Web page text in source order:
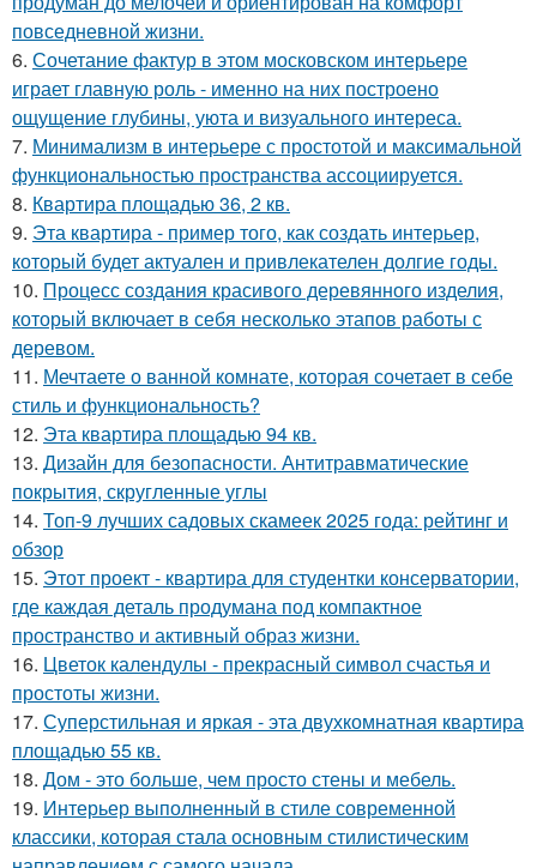
повседневной жизни.
6. Сочетание фактур в этом московском интерьере
играет главную роль - именно на них построено
ощущение глубины, уюта и визуального интереса.
7. Минимализм в интерьере с простотой и максимальной
функциональностью пространства ассоциируется.
8. Квартира площадью 36, 2 кв.
9. Эта квартира - пример того, как создать интерьер,
который будет актуален и привлекателен долгие годы.
10. Процесс создания красивого деревянного изделия,
который включает в себя несколько этапов работы с
деревом.
11. Мечтаете о ванной комнате, которая сочетает в себе
стиль и функциональность?
12. Эта квартира площадью 94 кв.
13. Дизайн для безопасности. Антитравматические
покрытия, скругленные углы
14. Топ-9 лучших садовых скамеек 2025 года: рейтинг и
обзор
15. Этот проект - квартира для студентки консерватории,
где каждая деталь продумана под компактное
пространство и активный образ жизни.
16. Цветок календулы - прекрасный символ счастья и
простоты жизни.
17. Суперстильная и яркая - эта двухкомнатная квартира
площадью 55 кв.
18. Дом - это больше, чем просто стены и мебель.
19. Интерьер выполненный в стиле современной
классики, которая стала основным стилистическим